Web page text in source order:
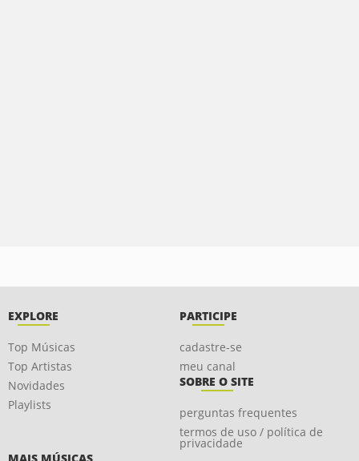
EXPLORE
Top Músicas
Top Artistas
Novidades
Playlists
PARTICIPE
cadastre-se
meu canal
SOBRE O SITE
perguntas frequentes
termos de uso / política de
privacidade